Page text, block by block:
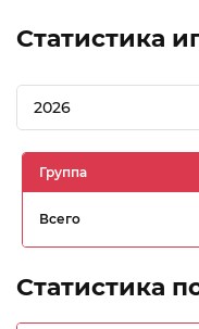
Статистика
2026
Группа
Всего
Статистика